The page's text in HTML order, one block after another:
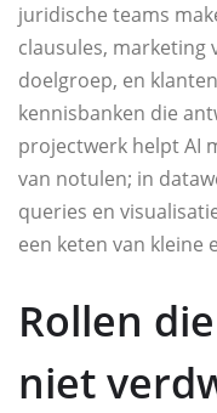
juridische teams
clausules,
doelgroep, en
kennisbanken die
projectwerk helpt AI
van notulen; in
queries en
een keten van kleine
Rollen
niet